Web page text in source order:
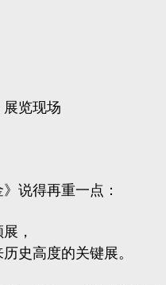
展览现场
说得再重一点：
，
史高度的关键展。